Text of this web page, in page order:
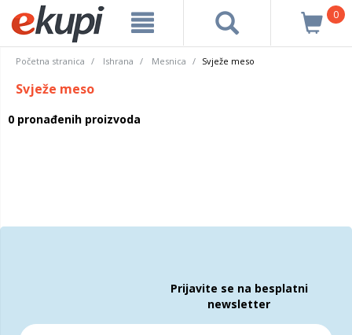
0
Početna stranica Ishrana Mesnica Svježe meso
Svježe meso
0 pronađenih proizvoda
Prijavite se na besplatni
newsletter